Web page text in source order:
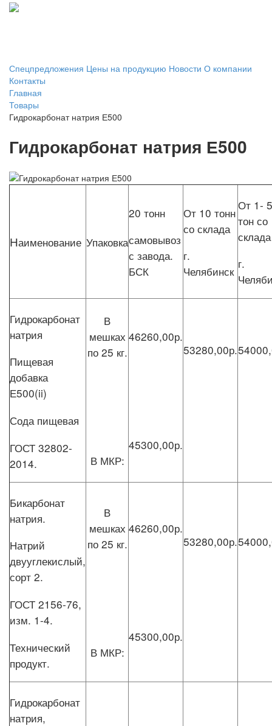
Спецпредложения Цены на продукцию Новости О компании
Контакты
Главная
Товары
Гидрокарбонат натрия Е500
Гидрокарбонат натрия Е500
Наименование Упаковка
20 тонн
самовывоз
с завода.
БСК
От 10 тонн
со склада
г.
Челябинск
От 1- 5
тон со
склада
г.
Гидрокарбонат
натрия
Пищевая
добавка
Е500(ii)
Сода пищевая
ГОСТ 32802-
2014.
В
мешках
по 25 кг.
В МКР:
46260,00р.
45300,00р.
53280,00р.
Бикарбонат
натрия.
Натрий
двууглекислый,
сорт 2.
ГОСТ 2156-76,
изм. 1-4.
Технический
продукт.
В
мешках
по 25 кг.
В МКР:
46260,00р.
45300,00р.
53280,00р.
Гидрокарбонат
натрия,